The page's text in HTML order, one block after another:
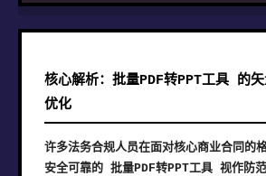
核心解析：批量PDF转PPT工具 的
优化
许多法务合规人员在面对核心商业合同的
安全可靠的 批量PDF转PPT工具 视作防